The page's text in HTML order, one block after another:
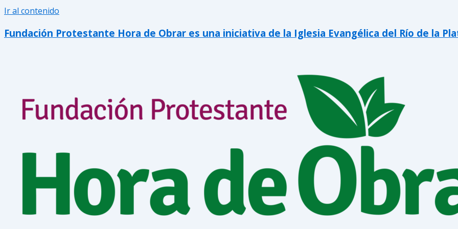
Ir al contenido
Fundación Protestante Hora de Obrar es una iniciativa de la Iglesia Evangélica del Río de la